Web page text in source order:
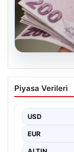
07.08.2026
Bayram
2026
Piyasa Verileri
USD
EUR